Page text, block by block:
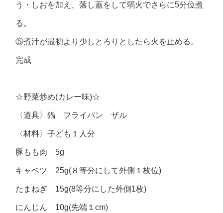
う・しおを加え、落し蓋をして弱火でさらに5分位煮
る。
⑤煮汁が最初より少しとろりとしたら火を止める。
完成
☆野菜炒め(カレー味)☆
〈道具〉鍋 フライパン ザル
〈材料〉子ども１人分
豚もも肉 5g
キャベツ 25g(８等分にして外側１枚位)
たまねぎ 15g(8等分にした外側1枚)
にんじん 10g(先端１cm)